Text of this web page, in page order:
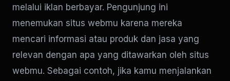
melalui iklan berbayar. Pengunjung ini
menemukan situs webmu karena mereka
mencari informasi atau produk dan jasa yang
relevan dengan apa yang ditawarkan oleh situs
webmu. Sebagai contoh, jika kamu menjalankan